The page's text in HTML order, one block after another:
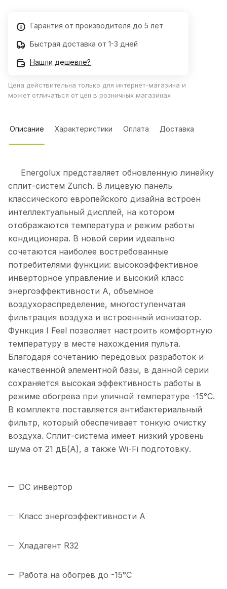
Гарантия от производителя до 5 лет
Быстрая доставка от 1-3 дней
Нашли дешевле?
Цена действительна только для интернет-магазина и
может отличаться от цен в розничных магазинах
Описание Характеристики Оплата Доставка
Energolux представляет обновленную линейку
сплит-систем Zurich. В лицевую панель
классического европейского дизайна встроен
интеллектуальный дисплей, на котором
отображаются температура и режим работы
кондиционера. В новой серии идеально
сочетаются наиболее востребованные
потребителями функции: высокоэффективное
инверторное управление и высокий класс
энергоэффективности А, объемное
воздухораспределение, многоступенчатая
фильтрация воздуха и встроенный ионизатор.
Функция I Feel позволяет настроить комфортную
температуру в месте нахождения пульта.
Благодаря сочетанию передовых разработок и
качественной элементной базы, в данной серии
сохраняется высокая эффективность работы в
режиме обогрева при уличной температуре -15°С.
В комплекте поставляется антибактериальный
фильтр, который обеспечивает тонкую очистку
воздуха. Сплит-система имеет низкий уровень
шума от 21 дБ(А), а также Wi-Fi подготовку.
DC инвертор
Класс энергоэффективности A
Хладагент R32
Работа на обогрев до -15°C